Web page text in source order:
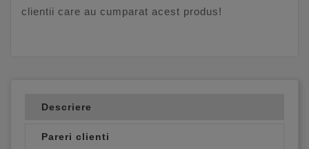
clientii care au cumparat acest produs!
Descriere
Pareri clienti